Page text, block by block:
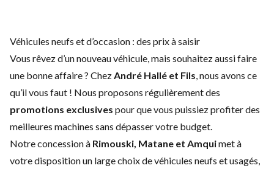
Véhicules neufs et d’occasion : des prix à saisir
Vous rêvez d’un nouveau véhicule, mais souhaitez aussi faire
une bonne affaire ? ChezAndré Hallé et Fils, nous avons ce
qu’il vous faut ! Nous proposons régulièrement des
promotions exclusives pour que vous puissiez profiter des
meilleures machines sans dépasser votre budget.
Notre concession à Rimouski, Matane et Amquimet à
votre disposition un large choix devéhicules neufs etusagés,